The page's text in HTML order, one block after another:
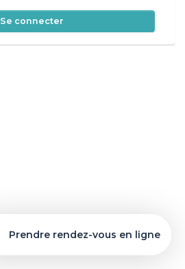
Se connecter
Prendre rendez-vous en ligne